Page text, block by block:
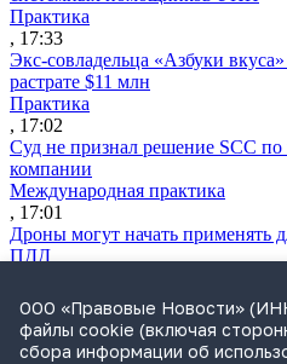
Практика
, 17:33
Экс-совладельца «Азбуки
растрате $11 млн
Практика
, 17:02
Суд не признал решение SCC
компании
Международная практика
, 17:01
Дроны могут начать применять
ПДД
, 15:41
Бывшего сенатора Сабадаша
о хищении
ООО «Правовые Новости»
файлы cookie (включая
сбора информации об